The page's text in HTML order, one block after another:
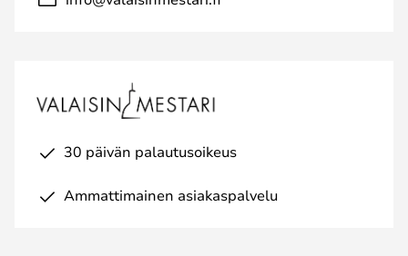
30 päivän palautusoikeus
Ammattimainen asiakaspalvelu